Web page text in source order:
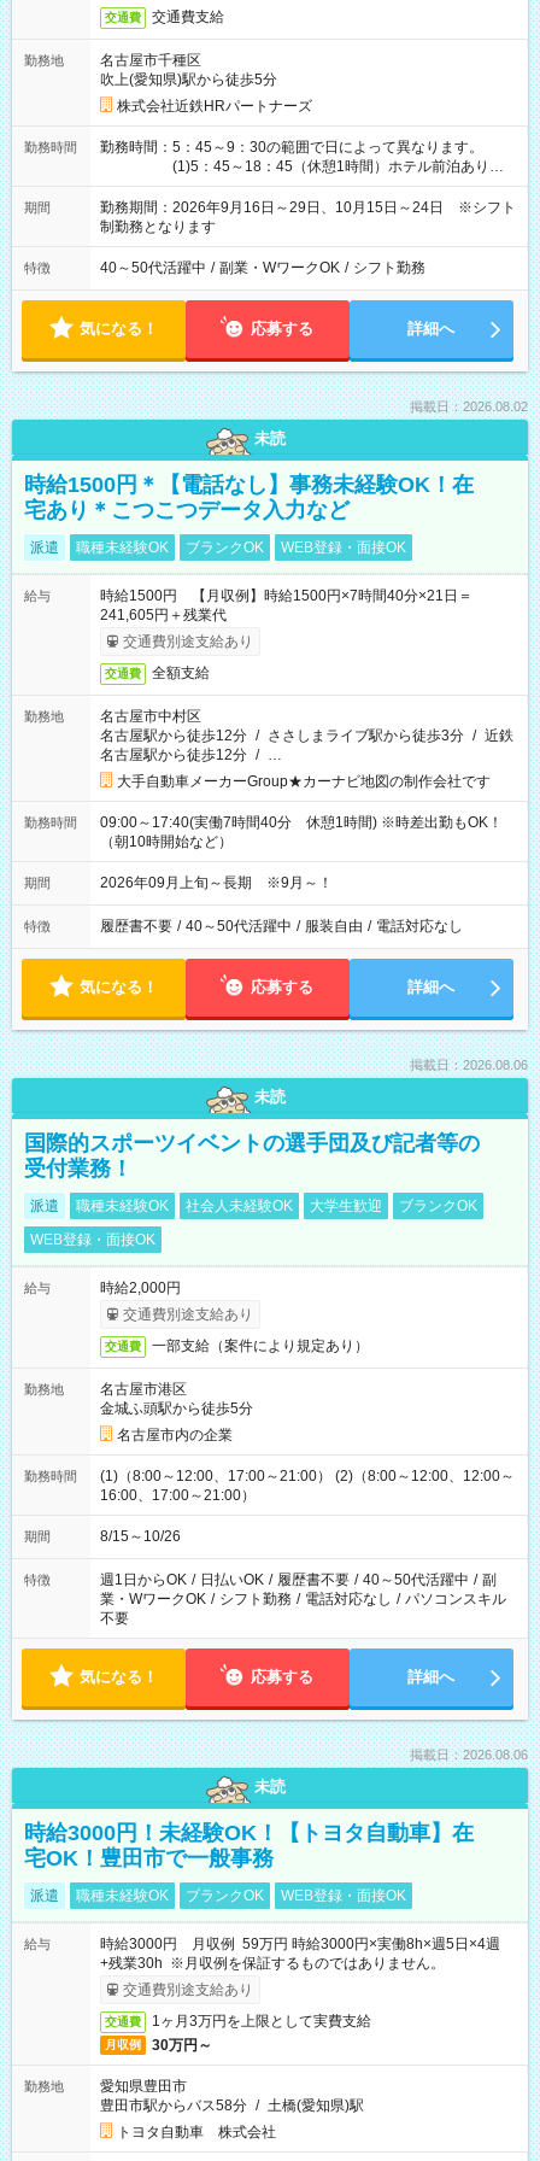
交通費 交通費支給
勤務地
名古屋市千種区
吹上(愛知県)駅から徒歩5分
株式会社近鉄HRパートナーズ
勤務時間
勤務時間：5：45～9：30の範囲で日によって異なります。
(1)5：45～18：45（休憩1時間）ホテル前泊あり！
(2)6：00～19：00（休憩1時間）ホテル前泊あり！
(3)6：45～19：45（休憩1時間） (4)7：
30～20：30（休憩1時間） (5)8：30～18：00（休憩
1時間） (6)9：30～21：30（休憩1時間）
期間
勤務期間：2026年9月16日～29日、10月15日～24日 ※シフト
制勤務となります
特徴 40～50代活躍中 / 副業・WワークOK / シフト勤務
気になる！ 応募する 詳細へ
掲載日：2026.08.02
未読
時給1500円＊【電話なし】事務未経験OK！在
宅あり＊こつこつデータ入力など
派遣 職種未経験OK ブランクOK WEB登録・面接OK
給与
時給1500円 【月収例】時給1500円×7時間40分×21日＝
241,605円＋残業代
交通費別途支給あり
交通費 全額支給
勤務地
名古屋市中村区
名古屋駅から徒歩12分 / ささしまライブ駅から徒歩3分 / 近鉄
名古屋駅から徒歩12分 / …
大手自動車メーカーGroup★カーナビ地図の制作会社です
勤務時間
09:00～17:40(実働7時間40分 休憩1時間) ※時差出勤もOK！
（朝10時開始など）
期間 2026年09月上旬～長期 ※9月～！
特徴 履歴書不要 / 40～50代活躍中 / 服装自由 / 電話対応なし
気になる！ 応募する 詳細へ
掲載日：2026.08.06
未読
国際的スポーツイベントの選手団及び記者等の
受付業務！
派遣 職種未経験OK 社会人未経験OK 大学生歓迎
ブランクOK
WEB登録・面接OK
給与
時給2,000円
交通費別途支給あり
交通費 一部支給（案件により規定あり）
勤務地
名古屋市港区
金城ふ頭駅から徒歩5分
名古屋市内の企業
勤務時間
(1)（8:00～12:00、17:00～21:00） (2)（8:00～12:00、12:00～
16:00、17:00～21:00）
期間 8/15～10/26
特徴 週1日からOK / 日払いOK / 履歴書不要 / 40～50代活躍中 / 副
業・WワークOK / シフト勤務 / 電話対応なし / パソコンスキル
不要
気になる！ 応募する 詳細へ
掲載日：2026.08.06
未読
時給3000円！未経験OK！【トヨタ自動車】在
宅OK！豊田市で一般事務
派遣 職種未経験OK ブランクOK WEB登録・面接OK
給与
時給3000円 月収例 59万円 時給3000円×実働8h×週5日×4週
+残業30h ※月収例を保証するものではありません。
交通費別途支給あり
交通費 1ヶ月3万円を上限として実費支給
月収例 30万円～
勤務地
愛知県豊田市
豊田市駅からバス58分 / 土橋(愛知県)駅
トヨタ自動車 株式会社